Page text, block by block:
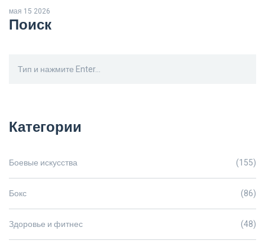
мая 15 2026
Поиск
Категории
Боевые искусства (155)
Бокс (86)
Здоровье и фитнес (48)